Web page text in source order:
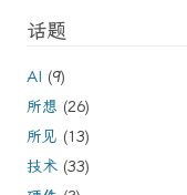
话题
AI (9)
所想 (26)
所见 (13)
技术 (33)